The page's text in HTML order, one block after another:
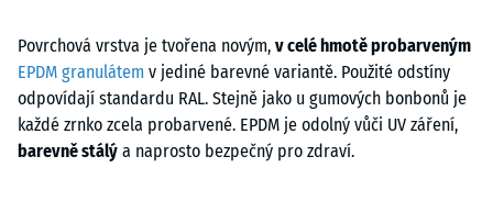
Povrchová vrstva je tvořena novým, v celé hmotě probarveným
EPDM granulátem v jediné barevné variantě. Použité odstíny
odpovídají standardu RAL. Stejně jako u gumových bonbonů je
každé zrnko zcela probarvené. EPDM je odolný vůči UV záření,
barevně stálý a naprosto bezpečný pro zdraví.